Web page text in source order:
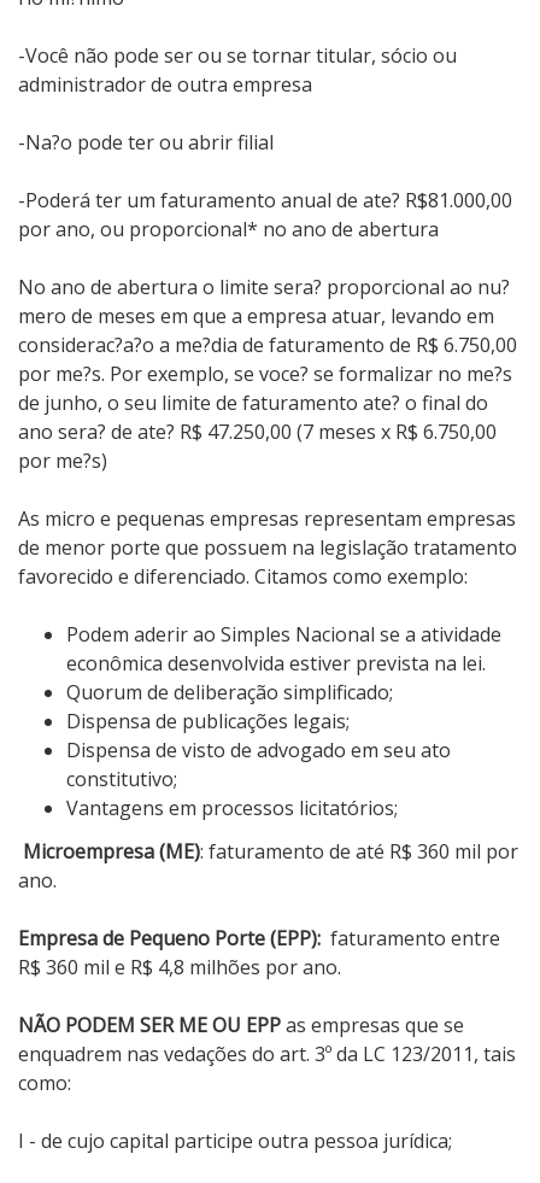
-Você não pode ser ou se tornar titular, sócio ou
administrador de outra empresa
-Na?o pode ter ou abrir filial
-Poderá ter um faturamento anual de ate? R$81.000,00
por ano, ou proporcional* no ano de abertura
No ano de abertura o limite sera? proporcional ao nu?
mero de meses em que a empresa atuar, levando em
considerac?a?o a me?dia de faturamento de R$ 6.750,00
por me?s. Por exemplo, se voce? se formalizar no me?s
de junho, o seu limite de faturamento ate? o final do
ano sera? de ate? R$ 47.250,00 (7 meses x R$ 6.750,00
por me?s)
As micro e pequenas empresas representam empresas
de menor porte que possuem na legislação tratamento
favorecido e diferenciado. Citamos como exemplo:
Podem aderir ao Simples Nacional se a atividade
econômica desenvolvida estiver prevista na lei.
Quorum de deliberação simplificado;
Dispensa de publicações legais;
Dispensa de visto de advogado em seu ato
constitutivo;
Vantagens em processos licitatórios;
Microempresa (ME): faturamento de até R$ 360 mil por
ano.
Empresa de Pequeno Porte (EPP): faturamento entre
R$ 360 mil e R$ 4,8 milhões por ano.
NÃO PODEM SER ME OU EPPas empresas que se
enquadrem nas vedações do art. 3º da LC 123/2011, tais
como:
I - de cujo capital participe outra pessoa jurídica;